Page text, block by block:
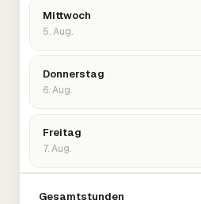
Mittwoch
5. Aug.
Donnerstag
6. Aug.
Freitag
7. Aug.
Gesamtstunden